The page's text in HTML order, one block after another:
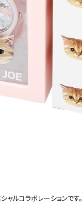
ルコラボレーションです。